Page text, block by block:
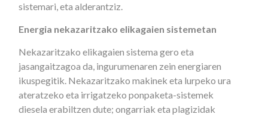
sistemari, eta alderantziz.
Energia nekazaritzako elikagaien sistemetan
Nekazaritzako elikagaien sistema gero eta
jasangaitzagoa da, ingurumenaren zein energiaren
ikuspegitik. Nekazaritzako makinek eta lurpeko ura
ateratzeko eta irrigatzeko ponpaketa-sistemek
diesela erabiltzen dute; ongarriak eta plagizidak